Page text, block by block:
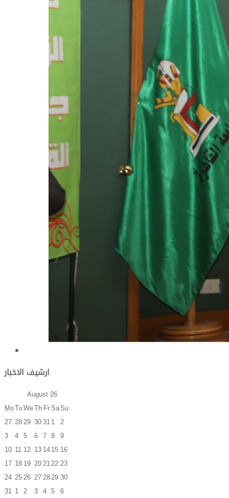
ارشيف الاخبار
August26
MoTuWeThFrSaSu
27 2829 30311 2
3 4 5 6 7 8 9
10 11 12 131415 16
17 1819 20212223
24 2526 27282930
31 1 2 3 4 5 6